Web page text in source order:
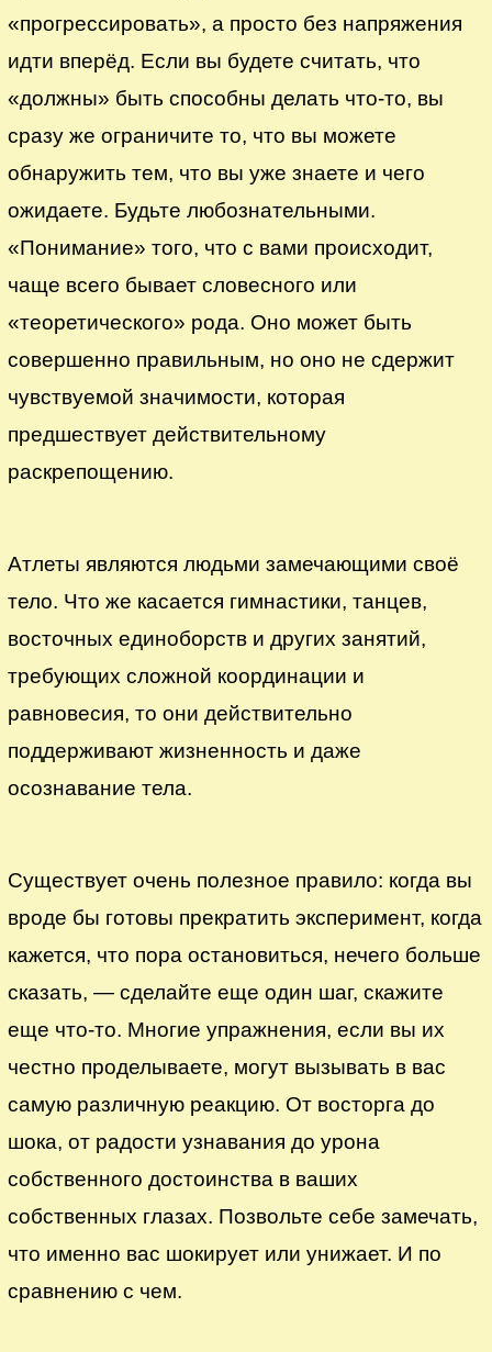
«прогрессировать», а просто без напряжения
идти вперёд. Если вы будете считать, что
«должны» быть способны делать что-то, вы
сразу же ограничите то, что вы можете
обнаружить тем, что вы уже знаете и чего
ожидаете. Будьте любознательными.
«Понимание» того, что с вами происходит,
чаще всего бывает словесного или
«теоретического» рода. Оно может быть
совершенно правильным, но оно не сдержит
чувствуемой значимости, которая
предшествует действительному
раскрепощению.
Атлеты являются людьми замечающими своё
тело. Что же касается гимнастики, танцев,
восточных единоборств и других занятий,
требующих сложной координации и
равновесия, то они действительно
поддерживают жизненность и даже
осознавание тела.
Существует очень полезное правило: когда вы
вроде бы готовы прекратить эксперимент, когда
кажется, что пора остановиться, нечего больше
сказать, — сделайте еще один шаг, скажите
еще что-то. Многие упражнения, если вы их
честно проделываете, могут вызывать в вас
самую различную реакцию. От восторга до
шока, от радости узнавания до урона
собственного достоинства в ваших
собственных глазах. Позвольте себе замечать,
что именно вас шокирует или унижает. И по
сравнению с чем.